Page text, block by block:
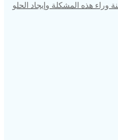
وراء هذه المشكلة وإيجاد الحلو